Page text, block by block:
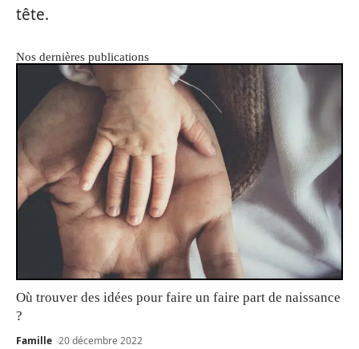
tête.
Nos dernières publications
Où trouver des idées pour faire un faire part de naissance
?
Famille 20 décembre 2022